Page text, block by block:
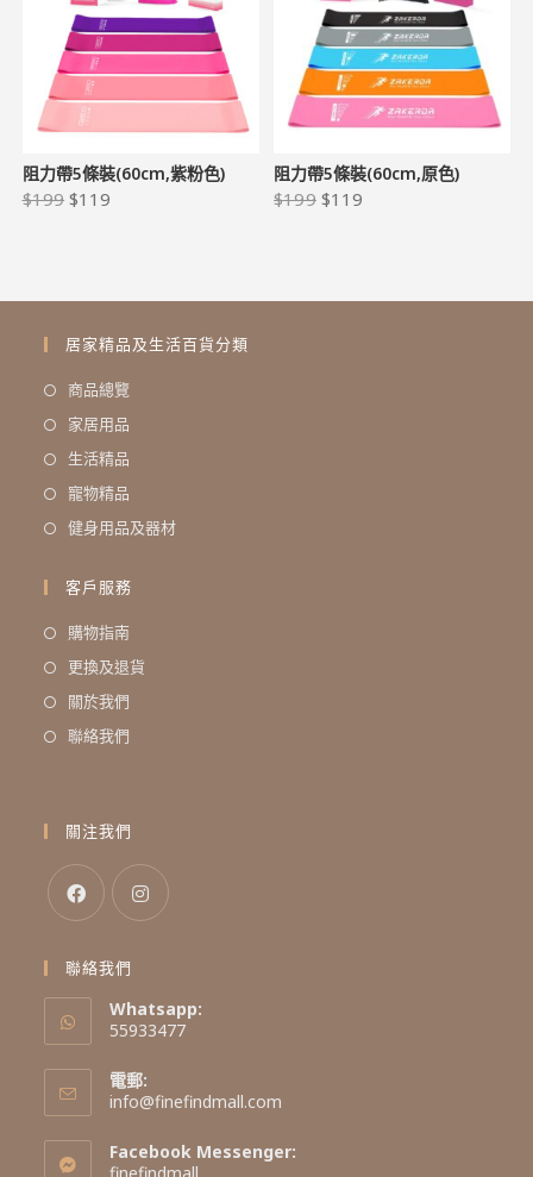
阻力帶5條裝(60cm,紫粉色)
$199 $119
阻力帶5條裝(60cm,原色)
$199 $119
居家精品及生活百貨分類
商品總覽
家居用品
生活精品
寵物精品
健身用品及器材
客戶服務
購物指南
更換及退貨
關於我們
聯絡我們
關注我們
聯絡我們
Whatsapp:
55933477
電郵:
info@finefindmall.com
Facebook Messenger: